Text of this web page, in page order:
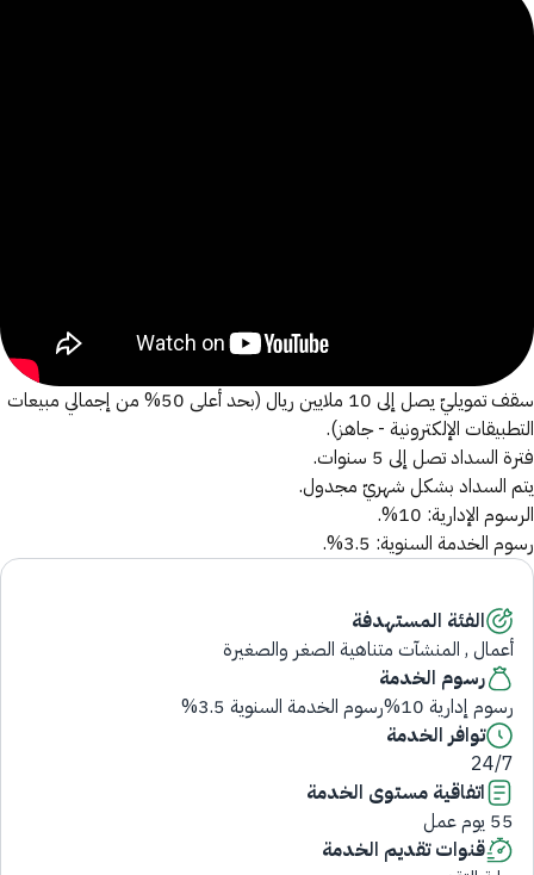
الفئة المستهدفة
أعمال , المنشآت متناهية الصغر والصغيرة
رسوم الخدمة
رسوم إدارية 10%رسوم الخدمة السنوية 3.5%
توافر الخدمة
24/7
اتفاقية مستوى الخدمة
55 يوم عمل
قنوات تقديم الخدمة
سقف تمويليّ يصل إلى 10 ملايين ريال (بحد أعلى 50% من إجمالي مبيعات
التطبيقات الإلكترونية - جاهز).
فترة السداد تصل إلى 5 سنوات.
يتم السداد بشكل شهريّ مجدول.
الرسوم الإدارية: 10%.
رسوم الخدمة السنوية: 3.5%.